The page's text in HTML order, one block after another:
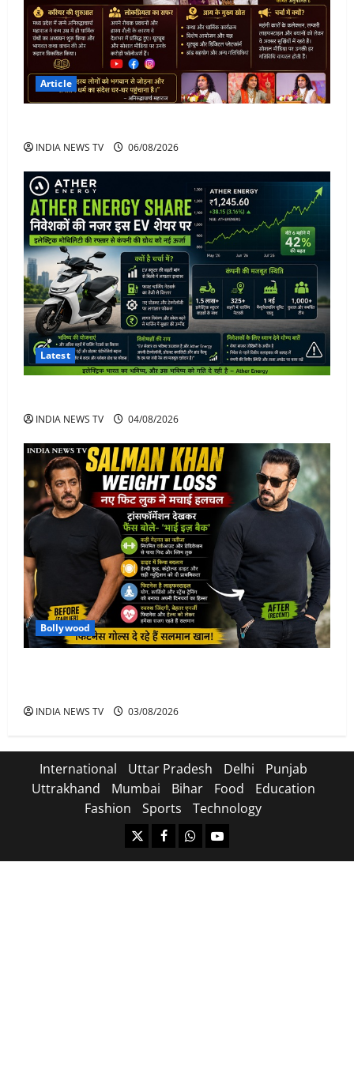
Article
INDIA NEWS TV 06/08/2026
Latest
INDIA NEWS TV 04/08/2026
Bollywood
INDIA NEWS TV 03/08/2026
International Uttar Pradesh Delhi
Punjab
Uttrakhand
Mumbai Bihar Food
Education
Fashion
Sports Technology
https://x.com
facebook.com
https:/whatsapp.com/
Youtube.com